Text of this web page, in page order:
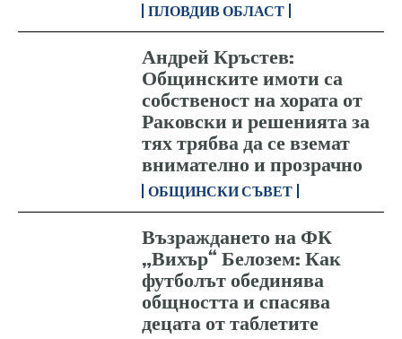
ПЛОВДИВ ОБЛАСТ
Андрей Кръстев:
Общинските имоти са
собственост на хората от
Раковски и решенията за
тях трябва да се вземат
внимателно и прозрачно
ОБЩИНСКИ СЪВЕТ
Възраждането на ФК
„Вихър“ Белозем: Как
футболът обединява
общността и спасява
децата от таблетите